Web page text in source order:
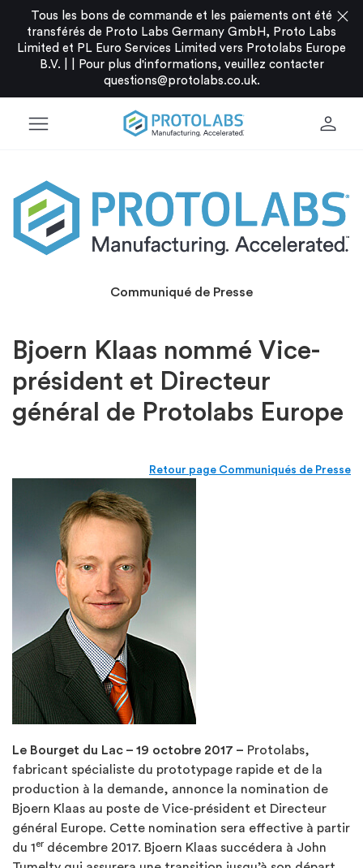
Tous les bons de commande et les paiements ont été
transférés de Proto Labs Germany GmbH, Proto Labs
Limited et PL Euro Services Limited vers Protolabs Europe
B.V. |
Pour plus d'informations, veuillez contacter
questions@protolabs.co.uk.
close
menu person
Communiqué de Presse
Bjoern Klaas nommé Vice-
président et Directeur
général de Protolabs Europe
Retour page Communiqués de Presse
Le Bourget du Lac – 19 octobre 2017 – Protolabs,
fabricant spécialiste du prototypage rapide et de la
production à la demande, annonce la nomination de
Bjoern Klaas au poste de Vice-président et Directeur
général Europe. Cette nomination sera effective à partir
du 1er décembre 2017. Bjoern Klaas succédera à John